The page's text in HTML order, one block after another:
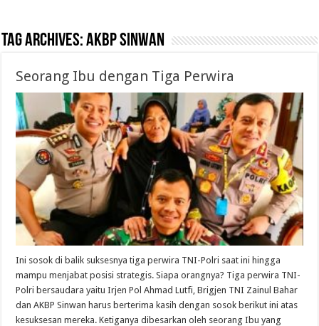
Tag Archives:AKBP Sinwan
Seorang Ibu dengan Tiga Perwira
Ini sosok di balik suksesnya tiga perwira TNI-Polri saat ini hingga
mampu menjabat posisi strategis. Siapa orangnya? Tiga perwira TNI-
Polri bersaudara yaitu Irjen Pol Ahmad Lutfi, Brigjen TNI Zainul Bahar
dan AKBP Sinwan harus berterima kasih dengan sosok berikut ini atas
kesuksesan mereka. Ketiganya dibesarkan oleh seorang Ibu yang